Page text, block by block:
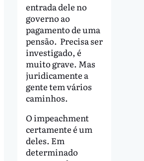
entrada dele no
governo ao
pagamento de uma
pensão. Precisa ser
investigado, é
muito grave. Mas
juridicamente a
gente tem vários
caminhos.
O impeachment
certamente é um
deles. Em
determinado